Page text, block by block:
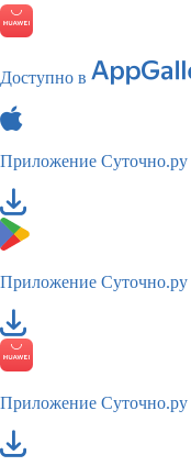
Доступно в
Приложение Суточно.ру
Приложение Суточно.ру
Приложение Суточно.ру